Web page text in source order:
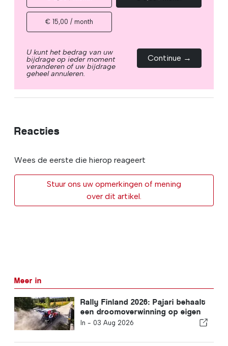
€ 15,00 / month
U kunt het bedrag van uw
bijdrage op ieder moment
veranderen of uw bijdrage
geheel annuleren.
Continue →
Reacties
Wees de eerste die hierop reageert
Stuur ons uw opmerkingen of mening
over dit artikel.
Meer in
Rally Finland 2026: Pajari behaalt
een droomoverwinning op eigen
bodem
In - 03 Aug 2026